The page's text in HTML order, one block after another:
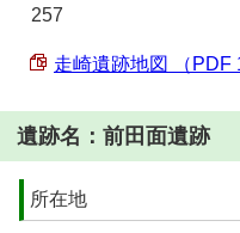
257
走崎遺跡地図 （PDF
遺跡名：前田面遺跡
所在地